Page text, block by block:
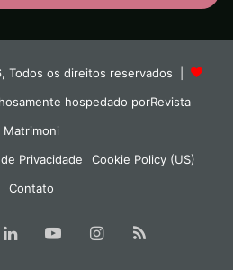
Todos os direitos reservados |
hospedado porRevista
Matrimoni
Privacidade
Cookie Policy (US)
Contato
LinkedinYouTubeInstagram